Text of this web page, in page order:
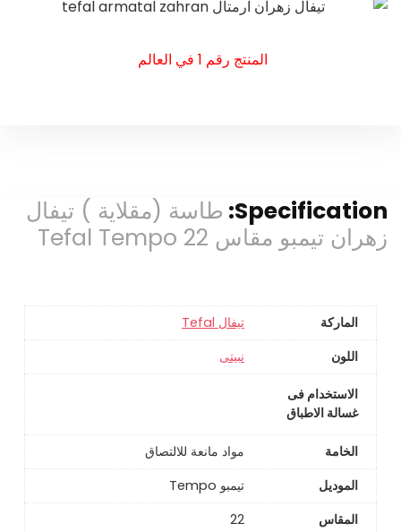
المنتج رقم 1 في العالم
Specification: طاسة (مقلاية ) تيفال
زهران تيمبو مقاس 22 Tefal Tempo
الماركة
تيفال Tefal
اللون
نبيتى
الاستخدام فى
غسالة الاطباق
الخامة
مواد مانعة للالتصاق
الموديل
تيمبو Tempo
المقاس
22